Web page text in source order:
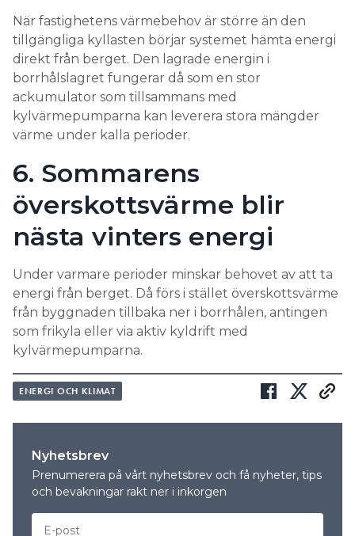
När fastighetens värmebehov är större än den
tillgängliga kyllasten börjar systemet hämta energi
direkt från berget. Den lagrade energin i
borrhålslagret fungerar då som en stor
ackumulator som tillsammans med
kylvärmepumparna kan leverera stora mängder
värme under kalla perioder.
6. Sommarens
överskottsvärme blir
nästa vinters energi
Under varmare perioder minskar behovet av att ta
energi från berget. Då förs i stället överskottsvärme
från byggnaden tillbaka ner i borrhålen, antingen
som frikyla eller via aktiv kyldrift med
kylvärmepumparna.
ENERGI OCH KLIMAT
Nyhetsbrev
Prenumerera på vårt nyhetsbrev och få nyheter, tips
och bevakningar rakt ner i inkorgen